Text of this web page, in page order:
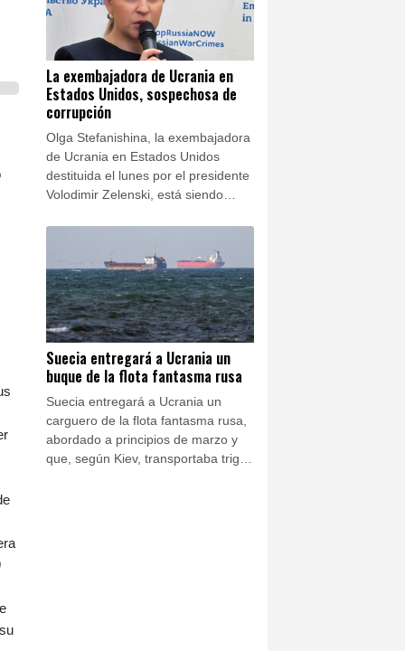
La exembajadora de Ucrania en
Estados Unidos, sospechosa de
corrupción
Olga Stefanishina, la exembajadora
de Ucrania en Estados Unidos
destituida el lunes por el presidente
Volodimir Zelenski, está siendo
país, anunciaron este jueves las
Suecia entregará a Ucrania un
buque de la flota fantasma rusa
Suecia entregará a Ucrania un
carguero de la flota fantasma rusa,
abordado a principios de marzo y
que, según Kiev, transportaba trigo